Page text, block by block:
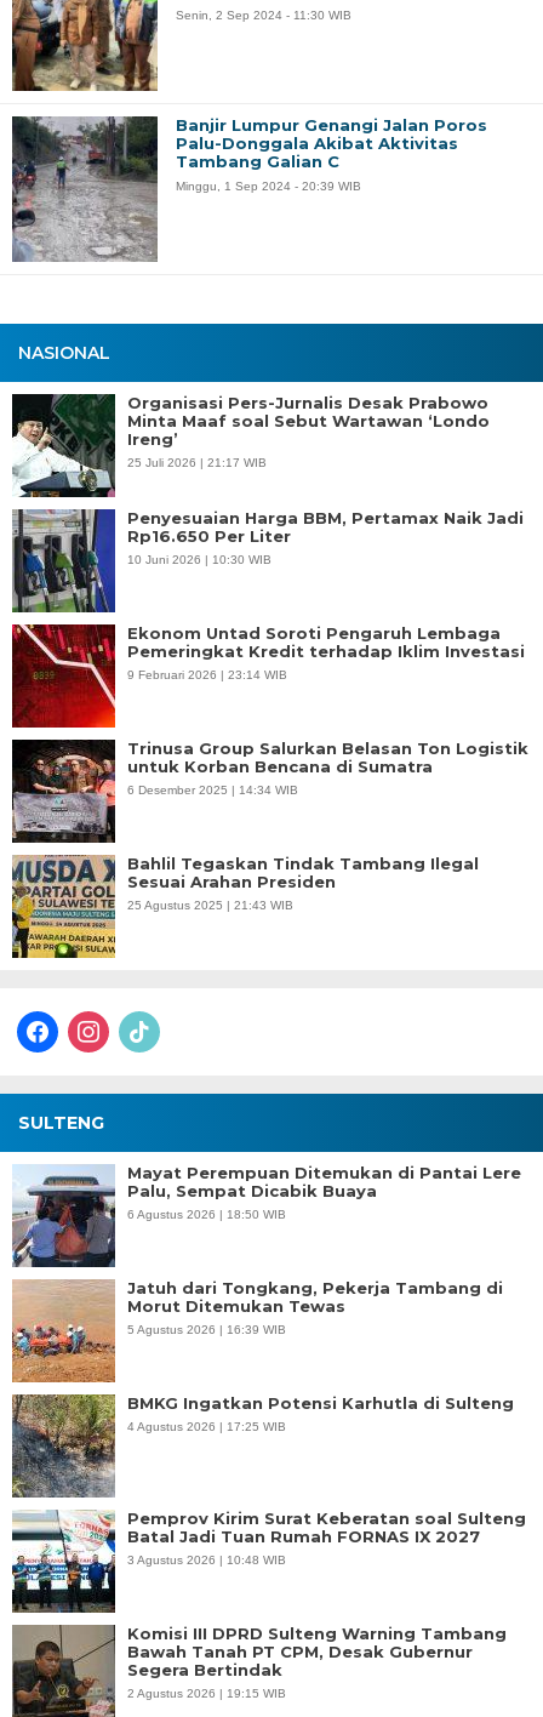
NASIONAL
Organisasi Pers-Jurnalis Desak Prabowo
Minta Maaf soal Sebut Wartawan ‘Londo
Ireng’
25 Juli 2026 | 21:17 WIB
Penyesuaian Harga BBM, Pertamax Naik Jadi
Rp16.650 Per Liter
10 Juni 2026 | 10:30 WIB
Ekonom Untad Soroti Pengaruh Lembaga
Pemeringkat Kredit terhadap Iklim Investasi
9 Februari 2026 | 23:14 WIB
Trinusa Group Salurkan Belasan Ton Logistik
untuk Korban Bencana di Sumatra
6 Desember 2025 | 14:34 WIB
Bahlil Tegaskan Tindak Tambang Ilegal
Sesuai Arahan Presiden
25 Agustus 2025 | 21:43 WIB
facebookinstagram
tiktok
Senin, 2 Sep 2024 - 11:30 WIB
Banjir Lumpur Genangi Jalan Poros
Palu-Donggala Akibat Aktivitas
Tambang Galian C
Minggu, 1 Sep 2024 - 20:39 WIB
SULTENG
Mayat Perempuan Ditemukan di Pantai Lere
Palu, Sempat Dicabik Buaya
6 Agustus 2026 | 18:50 WIB
Jatuh dari Tongkang, Pekerja Tambang di
Morut Ditemukan Tewas
5 Agustus 2026 | 16:39 WIB
BMKG Ingatkan Potensi Karhutla di Sulteng
4 Agustus 2026 | 17:25 WIB
Pemprov Kirim Surat Keberatan soal Sulteng
Batal Jadi Tuan Rumah FORNAS IX 2027
3 Agustus 2026 | 10:48 WIB
Komisi III DPRD Sulteng Warning Tambang
Bawah Tanah PT CPM, Desak Gubernur
Segera Bertindak
2 Agustus 2026 | 19:15 WIB